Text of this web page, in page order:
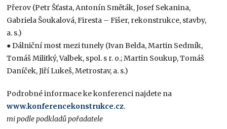
Přerov (Petr Šťasta, Antonín Směták, Josef Sekanina,
Gabriela Šoukalová, Firesta – Fišer, rekonstrukce, stavby,
a. s.)
● Dálniční most mezi tunely (Ivan Belda, Martin Sedmík,
Tomáš Militký, Valbek, spol. s r. o.; Martin Soukup, Tomáš
Daníček, Jiří Lukeš, Metrostav, a. s.)
Podrobné informace ke konferenci najdete na
www.konferencekonstrukce.cz.
mi podle podkladů pořadatele